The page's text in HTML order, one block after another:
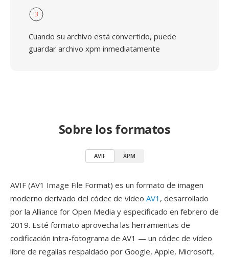
3
Cuando su archivo está convertido, puede
guardar archivo xpm inmediatamente
Sobre los formatos
AVIF XPM
AVIF (AV1 Image File Format) es un formato de imagen
moderno derivado del códec de vídeo AV1 , desarrollado
por la Alliance for Open Media y especificado en febrero de
2019. Esté formato aprovecha las herramientas de
codificación intra-fotograma de AV1 — un códec de vídeo
libre de regalías respaldado por Google, Apple, Microsoft,